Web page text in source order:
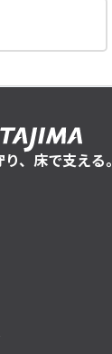
、床で支える。